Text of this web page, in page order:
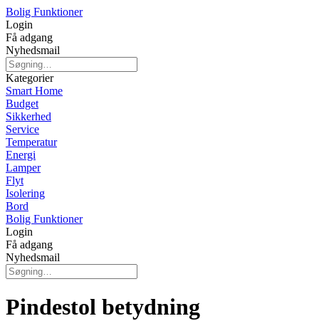
Bolig Funktioner
Login
Få adgang
Nyhedsmail
Kategorier
Smart Home
Budget
Sikkerhed
Service
Temperatur
Energi
Lamper
Flyt
Isolering
Bord
Bolig Funktioner
Login
Få adgang
Nyhedsmail
Pindestol betydning